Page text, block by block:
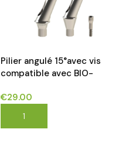
Pilier angulé 15°avec vis
compatible avec BIO-
€29.00
AJOUTER AU PANIER